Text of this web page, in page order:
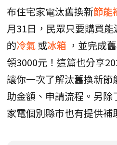
布住宅家電汰舊換新節能
月31日，民眾只要購買
的冷氣或冰箱 ，並完成
領3000元！這篇也分享
讓你一次了解汰舊換新
助金額、申請流程。另
家電個別縣市也有提供補